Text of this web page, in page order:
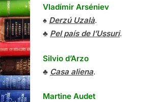
Vladímir Arséniev
♠ Derzú Uzalà.
♣ Pel país de l’Ussuri.
Silvio d’Arzo
♣ Casa aliena.
Martine Audet